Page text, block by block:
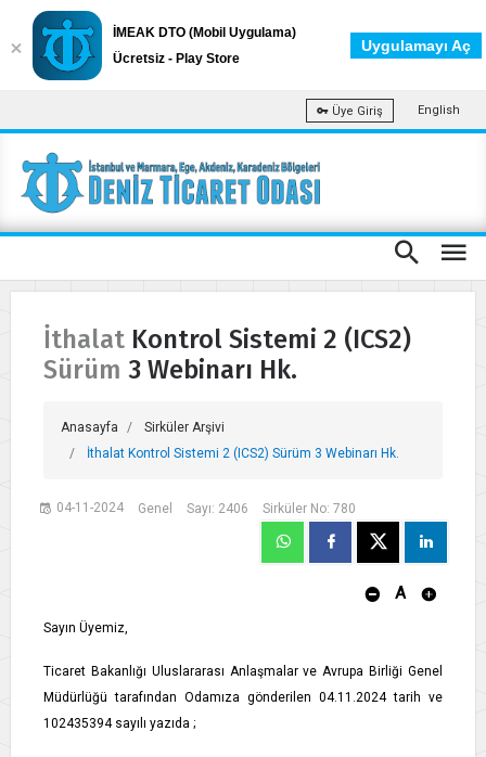
Üye Giriş English
İthalat Kontrol Sistemi 2 (ICS2)
Sürüm 3 Webinarı Hk.
Anasayfa
Sirküler Arşivi
İthalat Kontrol Sistemi 2 (ICS2) Sürüm 3 Webinarı Hk.
04-11-2024 Genel Sayı: 2406 Sirküler No: 780
A
Sayın Üyemiz,
Ticaret Bakanlığı Uluslararası Anlaşmalar ve Avrupa Birliği Genel
Müdürlüğü tarafından Odamıza gönderilen 04.11.2024 tarih ve
102435394 sayılı yazıda ;
İMEAK DTO (Mobil Uygulama)
Ücretsiz - Play Store
Uygulamayı Aç